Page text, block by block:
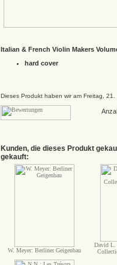
Italian & French Violin Makers
hard cover
Dieses Produkt haben wir am Freitag,
Kunden, die dieses Produkt
gekauft:
W. Meyer: Berliner Geigenbau
David L.